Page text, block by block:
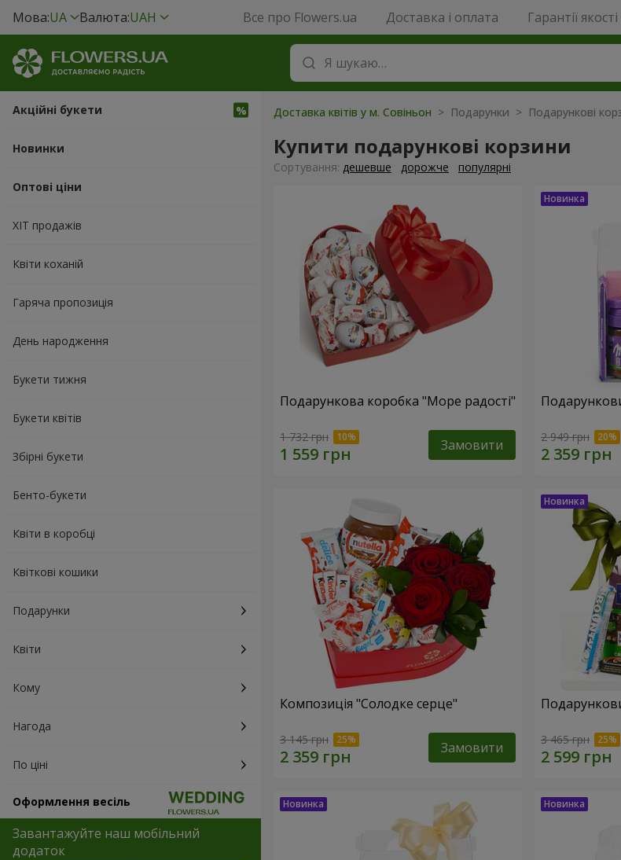
Мова:UA Валюта:UAH Все про Flowers.ua Доставка і оплата Гарантії якості
Акційні букети
Новинки
Оптові ціни
ХІТ продажів
Квіти коханій
Гаряча пропозиція
День народження
Букети тижня
Букети квітів
Збірні букети
Бенто-букети
Квіти в коробці
Квіткові кошики
Подарунки
Квіти
Кому
Нагода
По ціні
Оформлення весіль
Завантажуйте наш мобільний
додаток
Доставка квітів у м. Совіньон > Подарунки > Подарункові
Купити подарункові корзини
Сортування: дешевше дорожче популярні
Подарункова коробка "Море радості"
1 732 грн Замовити 2 949 грн
Композиція "Солодке серце"
3 145 грн Замовити 3 465 грн